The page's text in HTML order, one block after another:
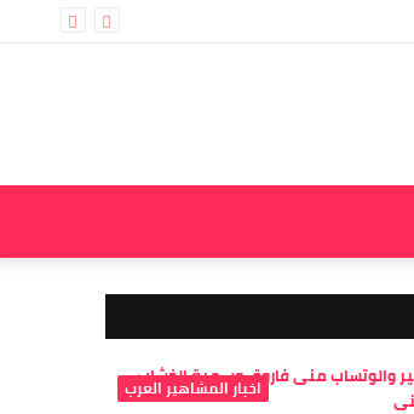
عشوائي
اخبار المشاهير العرب